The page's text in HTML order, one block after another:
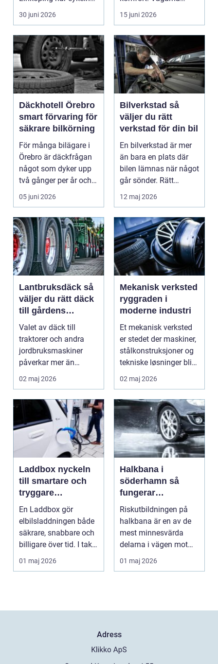
blivit en viktig d...
30 juni 2026
växlar mellan
motorväg...
15 juni 2026
Däckhotell Örebro
smart förvaring för
säkrare bilkörning
För många bilägare i
Örebro är däckfrågan
något som dyker upp
två gånger per år och
mest känns som e...
05 juni 2026
Bilverkstad så
väljer du rätt
verkstad för din bil
En bilverkstad är mer
än bara en plats där
bilen lämnas när något
går sönder. Rätt
verkstad blir en ...
12 maj 2026
Lantbruksdäck så
väljer du rätt däck
till gårdens
maskiner
Valet av däck till
traktorer och andra
jordbruksmaskiner
påverkar mer än
många tror. Rätt däck
ger b...
02 maj 2026
Mekanisk verksted
ryggraden i
moderne industri
Et mekanisk verksted
er stedet der maskiner,
stålkonstruksjoner og
tekniske løsninger blir
holdt i g...
02 maj 2026
Laddbox nyckeln
till smartare och
tryggare
elbilsladdning
hemma
En Laddbox gör
elbilsladdningen både
säkrare, snabbare och
billigare över tid. I takt
med att fler s...
01 maj 2026
Halkbana i
söderhamn så
fungerar
riskutbildningen
och därför spelar
den roll
Riskutbildningen på
halkbana är en av de
mest minnesvärda
delarna i vägen mot
körkort. Många
kommer ...
01 maj 2026
Adress